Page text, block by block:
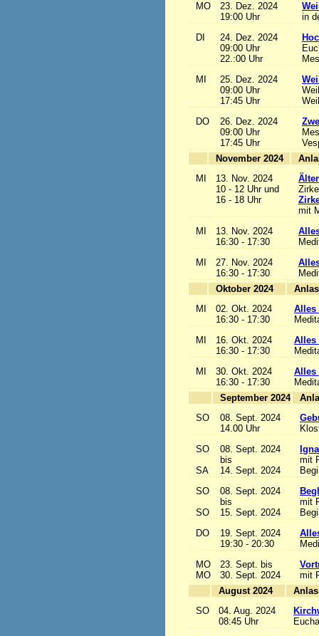
MO
23. Dez. 2024
19:00 Uhr
in
DI
24. Dez. 2024
09:00 Uhr
22.:00 Uhr
MI
25. Dez. 2024
09:00 Uhr
17:45 Uhr
DO
26. Dez. 2024
09:00 Uhr
17:45 Uhr
November 2024
MI
13. Nov. 2024
10 - 12 Uhr und
16 - 18 Uhr
mit
MI
13. Nov. 2024
16:30 - 17:30
MI
27. Nov. 2024
16:30 - 17:30
Oktober 2024
MI
02. Okt. 2024
16:30 - 17:30
Alles
MI
16. Okt. 2024
16:30 - 17:30
Alles
MI
30. Okt. 2024
16:30 - 17:30
Alles
September 2024
SO
08. Sept. 2024
14.00 Uhr
SO
SA
08. Sept. 2024
bis
14. Sept. 2024
mit
SO
SO
08. Sept. 2024
bis
15. Sept. 2024
mit
DO
19. Sept. 2024
19:30 - 20:30
MO
MO
23. Sept. bis
30. Sept. 2024
mit
August 2024
SO
04. Aug. 2024
08:45 Uhr